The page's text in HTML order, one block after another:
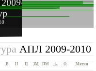
2010
АПЛ 2009-2010
В Н П ЗМ ПМ +|- О Матчи